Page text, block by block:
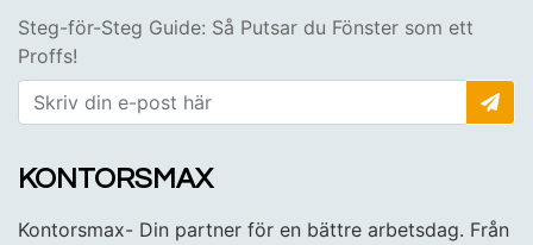
Steg-för-Steg Guide: Så Putsar du Fönster som ett
Proffs!
KONTORSMAX
Kontorsmax- Din partner för en bättre arbetsdag. Från